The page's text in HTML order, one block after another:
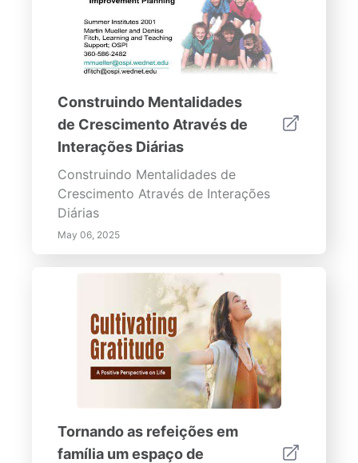
Construindo Mentalidades
de Crescimento Através de
Interações Diárias
Construindo Mentalidades de
Crescimento Através de Interações
Diárias
May 06, 2025
Tornando as refeições em
família um espaço de